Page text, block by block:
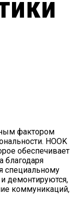
фактором
HOOK
обеспечивает
благодаря
специальному
демонтируются,
коммуникаций,